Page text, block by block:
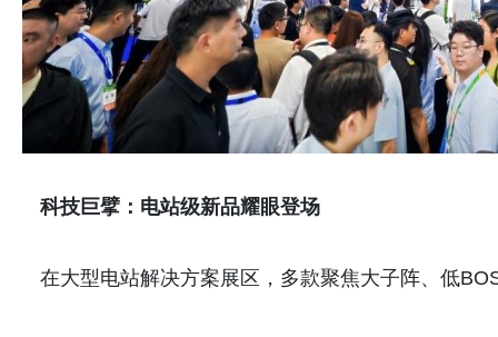
科技巨擘 ： 电站级新品耀眼登场
在大型电站解决方案展区，多款聚焦大子阵、低